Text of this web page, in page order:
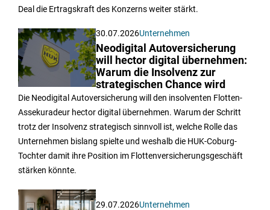
Deal die Ertragskraft des Konzerns weiter stärkt.
30.07.2026Unternehmen
Neodigital Autoversicherung
will hector digital übernehmen:
Warum die Insolvenz zur
strategischen Chance wird
Die Neodigital Autoversicherung will den insolventen Flotten-
Assekuradeur hector digital übernehmen. Warum der Schritt
trotz der Insolvenz strategisch sinnvoll ist, welche Rolle das
Unternehmen bislang spielte und weshalb die HUK-Coburg-
Tochter damit ihre Position im Flottenversicherungsgeschäft
stärken könnte.
29.07.2026Unternehmen